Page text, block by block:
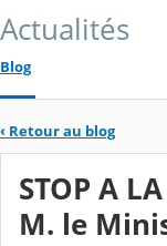
Actualités
Blog
‹ Retour au blog
STOP A
M. le